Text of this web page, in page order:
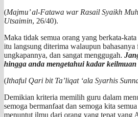
(Majmu’ al-Fatawa war Rasail Syaikh
Utsaimin, 26/40).
Maka tidak semua orang yang berkata-kata
itu langsung diterima walaupun bahasanya
ungkapannya, dan sangat menggugah.
hingga anda mengetahui kadar
(Ithaful Qari bit Ta’liqat ‘ala Syarhis
Demikian kriteria memilih guru dalam
semoga bermanfaat dan semoga kita
menuntut ilmu dari orang yang tepat yang